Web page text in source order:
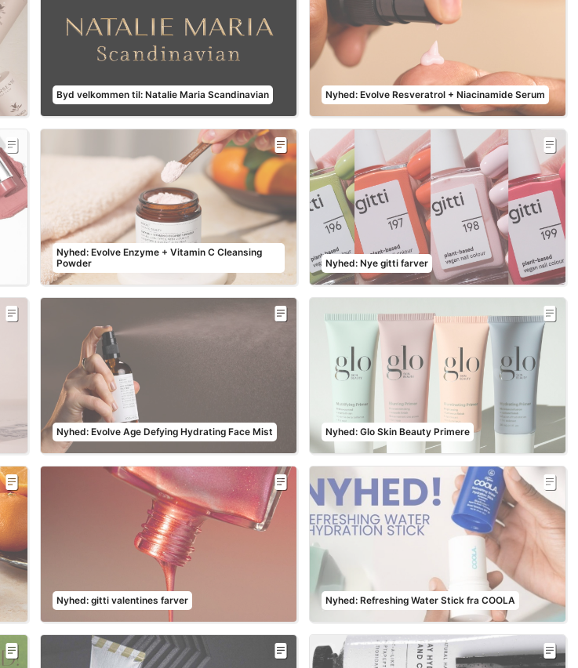
Byd velkommen til: Natalie Maria Scandinavian Nyhed: Evolve Resveratrol + Niacinamide Serum
Nyhed: Evolve Enzyme + Vitamin C Cleansing
Powder
Nyhed: Nye gitti farver
Nyhed: Evolve Age Defying Hydrating Face Mist Nyhed: Glo Skin Beauty Primere
Nyhed: gitti valentines farver Nyhed: Refreshing Water Stick fra COOLA